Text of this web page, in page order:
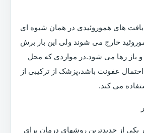
های هموروئیدی در همان شیوه ای
خارج می شوند ولی این بار برش
رها می شود.در مواردی که محل
عفونت باشد،پزشک از ترکیبی از
می کند.
یکی از جدیدترین روشهای درمان برای